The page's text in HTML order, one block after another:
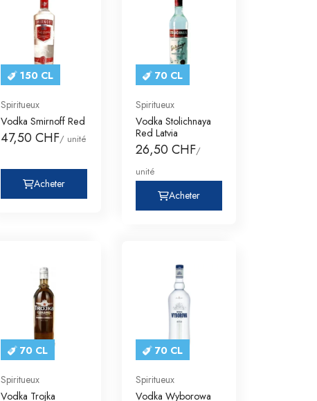
150 CL
Spiritueux
Vodka Smirnoff Red
47,50 CHF/ unité
Acheter
70 CL
Spiritueux
Vodka Stolichnaya
Red Latvia
26,50 CHF/
unité
Acheter
70 CL
Spiritueux
Vodka Trojka
70 CL
Spiritueux
Vodka Wyborowa